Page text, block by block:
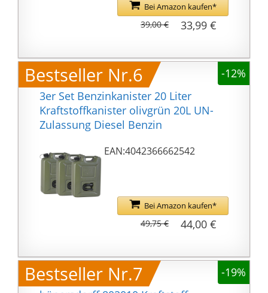
Bei Amazon kaufen*
33,99 €
39,00 €
Bestseller Nr.6
-12%
3er Set Benzinkanister 20 Liter
Kraftstoffkanister olivgrün 20L UN-
Zulassung Diesel Benzin
EAN:4042366662542
Bei Amazon kaufen*
44,00 €
49,75 €
Bestseller Nr.7
-19%